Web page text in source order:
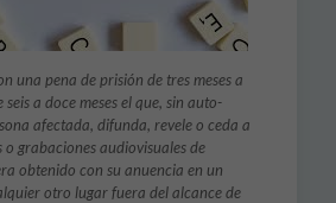
una pena de prisión de tres meses a
a doce meses el que, sin auto­
afectada, difunda, revele o ceda a
o grabaciones audiovisuales de
obtenido con su anuencia en un
otro lugar fuera del alcance de